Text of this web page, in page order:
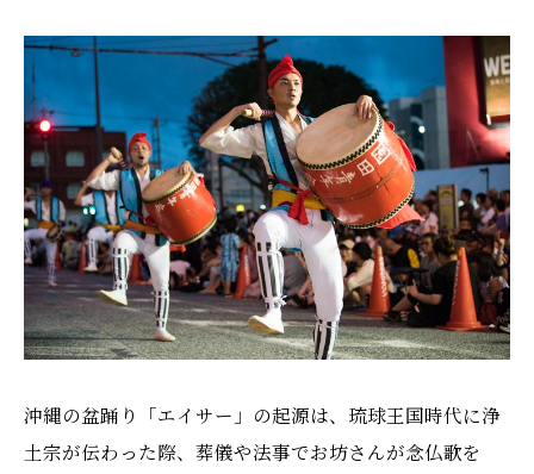
沖縄の盆踊り「エイサー」の起源は、琉球王国時代に浄
土宗が伝わった際、葬儀や法事でお坊さんが念仏歌を